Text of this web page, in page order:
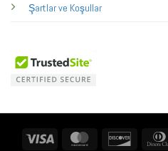
Şartlar ve Koşullar
Visa MasterCard Discover